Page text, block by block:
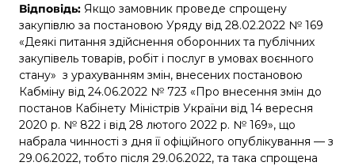
Відповідь: Якщо замовник проведе спрощену
закупівлю за постановою Уряду від 28.02.2022 № 169
«Деякі питання здійснення оборонних та публічних
закупівель товарів, робіт і послуг в умовах воєнного
стану» з урахуванням змін, внесених постановою
Кабміну від 24.06.2022 № 723 «Про внесення змін до
постанов Кабінету Міністрів України від 14 вересня
2020 р. № 822 і від 28 лютого 2022 р. № 169», що
набрала чинності з дня її офіційного опублікування — з
29.06.2022, тобто після 29.06.2022, та така спрощена